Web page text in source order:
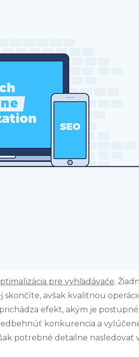
pre vyhľadávače.
avšak kvalitnou
efekt, akým je postupné
konkurencia a
potrebné detailne nasledovať